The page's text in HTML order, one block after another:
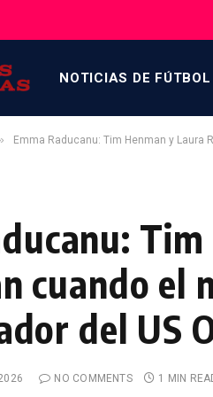
NOTICIAS DE FÚTBOL
Emma Raducanu: Tim Henman y
cuando el
del US
NO COMMENTS 1 MIN